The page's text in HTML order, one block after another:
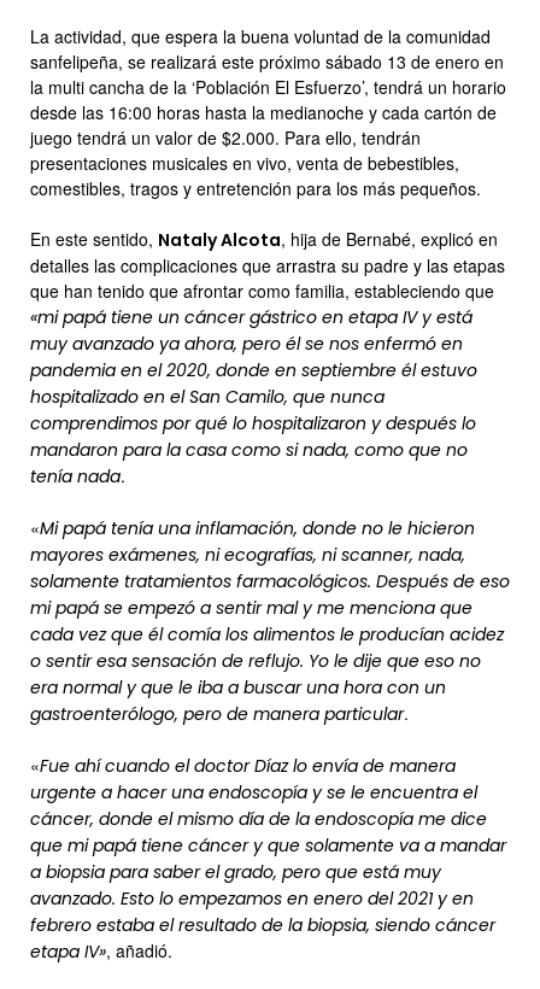
La actividad, que espera la buena voluntad de la comunidad
sanfelipeña, se realizará este próximo sábado 13 de enero en
la multi cancha de la ‘Población El Esfuerzo’, tendrá un horario
desde las 16:00 horas hasta la medianoche y cada cartón de
juego tendrá un valor de $2.000. Para ello, tendrán
presentaciones musicales en vivo, venta de bebestibles,
comestibles, tragos y entretención para los más pequeños.
En este sentido, Nataly Alcota, hija de Bernabé, explicó en
detalles las complicaciones que arrastra su padre y las etapas
que han tenido que afrontar como familia, estableciendo que
«mi papá tiene un cáncer gástrico en etapa IV y está
muy avanzado ya ahora, pero él se nos enfermó en
pandemia en el 2020, donde en septiembre él estuvo
hospitalizado en el San Camilo, que nunca
comprendimos por qué lo hospitalizaron y después lo
mandaron para la casa como si nada, como que no
tenía nada.
«Mi papá tenía una inflamación, donde no le hicieron
mayores exámenes, ni ecografías, ni scanner, nada,
solamente tratamientos farmacológicos. Después de eso
mi papá se empezó a sentir mal y me menciona que
cada vez que él comía los alimentos le producían acidez
o sentir esa sensación de reflujo. Yo le dije que eso no
era normal y que le iba a buscar una hora con un
gastroenterólogo, pero de manera particular.
«Fue ahí cuando el doctor Díaz lo envía de manera
urgente a hacer una endoscopía y se le encuentra el
cáncer, donde el mismo día de la endoscopía me dice
que mi papá tiene cáncer y que solamente va a mandar
a biopsia para saber el grado, pero que está muy
avanzado. Esto lo empezamos en enero del 2021 y en
febrero estaba el resultado de la biopsia, siendo cáncer
etapa IV», añadió.